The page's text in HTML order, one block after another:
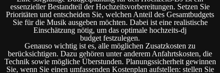
essenzieller Bestandteil der Hochzeitsvorbereitungen. Setzen Sie
Prioritäten und entscheiden Sie, welchen Anteil des Gesamtbudgets
Sie für die Musik ausgeben möchten. Dabei ist eine realistische
Einschätzung nötig, um das optimale hochzeits-dj
budget festzulegen.
Genauso wichtig ist es, alle möglichen Zusatzkosten zu
berücksichtigen. Dazu gehören unter anderem Anfahrtskosten, die
Technik sowie mögliche Überstunden. Planungssicherheit gewinnen
Sie, wenn Sie einen umfassenden Kostenplan aufstellen: stellen Sie